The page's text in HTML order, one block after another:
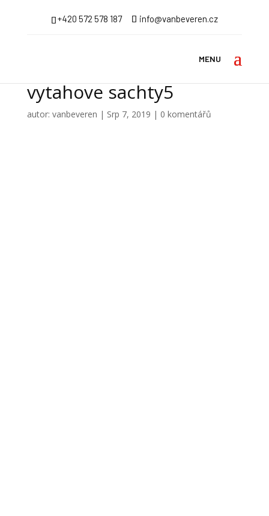
+420 572 578 187 info@vanbeveren.cz
vytahove sachty5
autor: vanbeveren | Srp 7, 2019 | 0 komentářů